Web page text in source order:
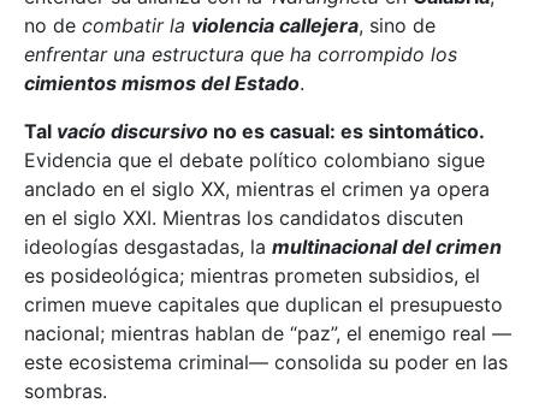
no de combatir la violencia callejera, sino de
enfrentar una estructura que ha corrompido los
cimientos mismos del Estado.
Tal vacío discursivo no es casual: es sintomático.
Evidencia que el debate político colombiano sigue
anclado en el siglo XX, mientras el crimen ya opera
en el siglo XXI. Mientras los candidatos discuten
ideologías desgastadas, la multinacional del crimen
es posideológica; mientras prometen subsidios, el
crimen mueve capitales que duplican el presupuesto
nacional; mientras hablan de “paz”, el enemigo real —
este ecosistema criminal— consolida su poder en las
sombras.